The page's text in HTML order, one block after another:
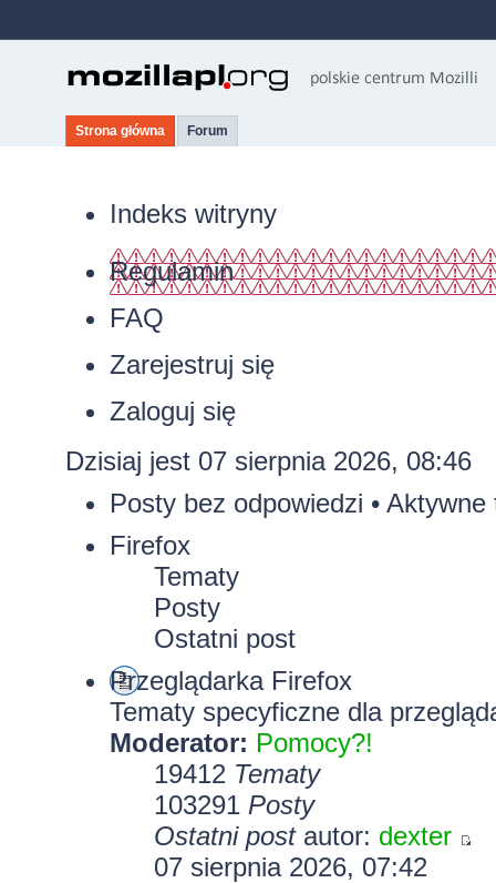
Strona główna Forum
Indeks witryny
Regulamin
FAQ
Zarejestruj się
Zaloguj się
Dzisiaj jest 07 sierpnia 2026, 08:46
Posty bez odpowiedzi • Aktywne
Firefox
Tematy
Posty
Ostatni post
Przeglądarka Firefox
Tematy specyficzne dla
Moderator: Pomocy?!
19412 Tematy
103291 Posty
Ostatni postautor: dexter
07 sierpnia 2026, 07:42